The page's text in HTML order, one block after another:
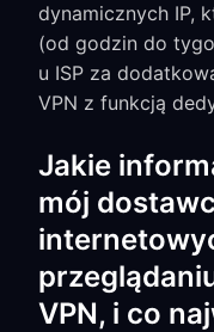
dynamicznych IP,
(od godzin do
u ISP za
VPN z funkcją
Jakie
mój
VPN, i co